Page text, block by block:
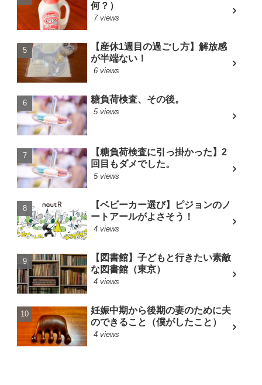
何？）
7 views
【産休1週目の過ごし方】解放感
が半端ない！
6 views
糖負荷検査、その後。
5 views
【糖負荷検査に引っ掛かった】2
回目もダメでした。
5 views
【ベビーカー選び】ピジョンのノ
ートアールがよさそう！
4 views
【図書館】子どもと行きたい素敵
な図書館（東京）
4 views
妊娠中期から後期の妻のために夫
のできること（僕がしたこと）
4 views